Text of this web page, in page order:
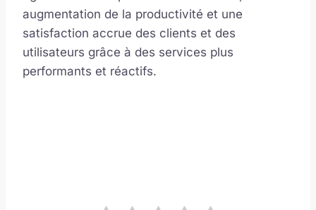
augmentation de la productivité et une
satisfaction accrue des clients et des
utilisateurs grâce à des services plus
performants et réactifs.